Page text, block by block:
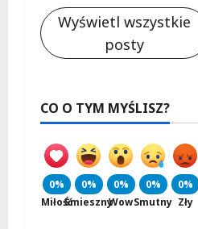
Wyświetl wszystkie
posty
CO O TYM MYŚLISZ?
0%
Miłość
0%
Śmieszny
0%
Wow
0%
Smutny
0%
Zły